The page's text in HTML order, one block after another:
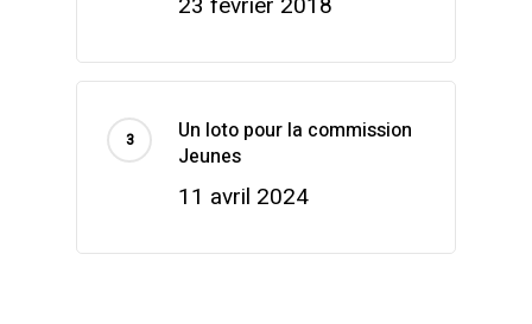
Un loto pour la commission
Jeunes
11 avril 2024